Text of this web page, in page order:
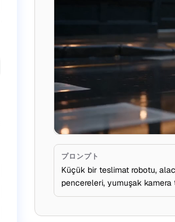
プロンプト
Küçük bir teslimat robotu,
pencereleri, yumuşak